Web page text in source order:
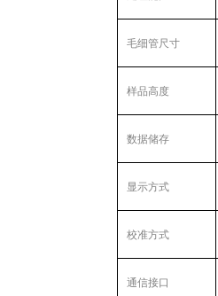
毛细管尺寸
样品高度
数据储存
显示方式
校准方式
通信接口